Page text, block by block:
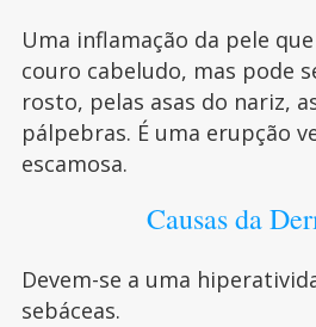
Uma inflamação da pele
couro cabeludo, mas pode
rosto, pelas asas do nariz,
pálpebras. É uma erupção
escamosa.
Causas da
Devem-se a uma
sebáceas.